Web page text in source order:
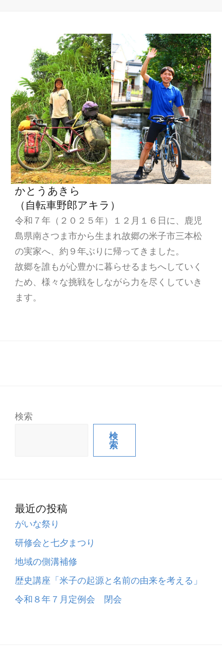
ン
かとうあきら
（自転車野郎アキラ）
令和７年（２０２５年）１２月１６日に、鹿児
島県南さつま市から生まれ故郷の米子市三本松
の実家へ、約９年ぶりに帰ってきました。
故郷を誰もが心豊かに暮らせるまちへしていく
ため、様々な挑戦をしながら力を尽くしていき
ます。
検索
検
索
最近の投稿
がいな祭り
研修会と七夕まつり
地域の側溝補修
歴史講座「米子の起源と名前の由来を考える」
令和８年７月定例会 閉会